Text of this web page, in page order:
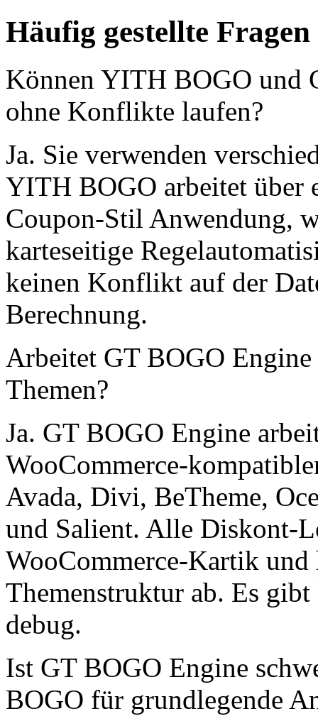
Häufig gestellte Fragen
Können YITH BOGO und
ohne Konflikte laufen?
Ja. Sie verwenden
YITH BOGO arbeitet über
Coupon-Stil Anwendung,
karteseitige
keinen Konflikt auf der
Berechnung.
Arbeitet GT BOGO
Themen?
Ja. GT BOGO Engine
WooCommerce-
Avada, Divi, BeTheme,
und Salient. Alle Diskont-
WooCommerce-Kartik
Themenstruktur ab. Es
debug.
Ist GT BOGO Engine
BOGO für grundlegende